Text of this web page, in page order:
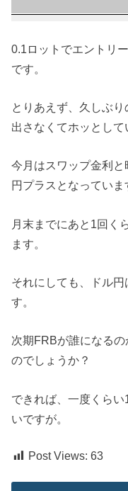
0.1ロットでエントリ
です。
とりあえず、久しぶ
出さなくてホッとして
今月はスワップ金利
円プラスとなっていま
月末までにあと1回く
ます。
それにしても、ドル
す。
次期FRBが誰になる
のでしょうか？
できれば、一度くら
いですが。
Post Views: 63